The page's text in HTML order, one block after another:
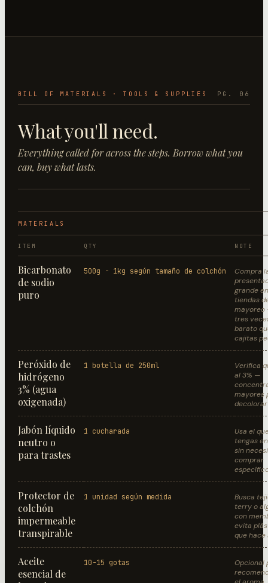
BILL OF MATERIALS · TOOLS & SUPPLIES PG. 06
What you'll need.
Everything called for across the steps. Borrow what you
can, buy what lasts.
MATERIALS
ITEM QTY NOTE
Bicarbonato
de sodio
puro
500g - 1kg según tamaño de colchón
Compra
grande en
tiendas
mayoreo
tres
barato
cajitas
Peróxido de
hidrógeno
3% (agua
oxigenada)
1 botella de 250ml
Verifica
al 3% —
mayores
Jabón líquido
neutro o
para trastes
1 cucharada
Usa el
tengas
sin
comprar
Protector de
colchón
impermeable
transpirable
1 unidad según medida
Busca
terry o
con
evita
que hace
Aceite
esencial de
10-15 gotas
Opcional